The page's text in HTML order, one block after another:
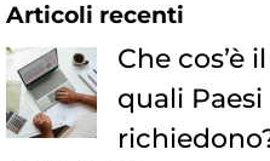
Articoli recenti
Che cos’è
quali